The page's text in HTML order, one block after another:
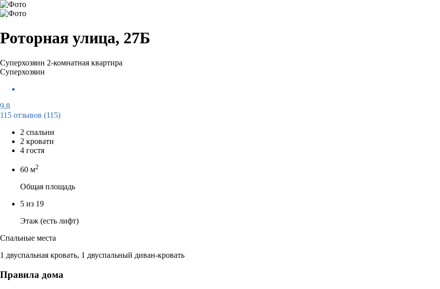
Роторная улица, 27Б
Суперхозяин 2-комнатная квартира
Суперхозяин
9,8
115 отзывов (115)
2 спальни
2 кровати
4 гостя
60 м2
Общая площадь
5 из 19
Этаж (есть лифт)
Спальные места
1 двуспальная кровать, 1 двуспальный диван-кровать
Правила дома